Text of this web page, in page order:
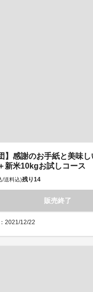
】感謝のお手紙と美味
新米10kgお試しコース
/送料込)残り14
販売終了
2021/12/22